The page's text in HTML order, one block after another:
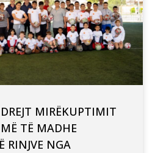
MIRËKUPTIMIT
MË TË MADHE
RINJVE NGA